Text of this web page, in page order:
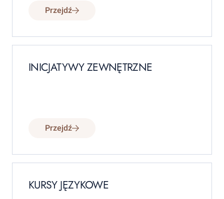
Przejdź
INICJATYWY ZEWNĘTRZNE
Przejdź
KURSY JĘZYKOWE